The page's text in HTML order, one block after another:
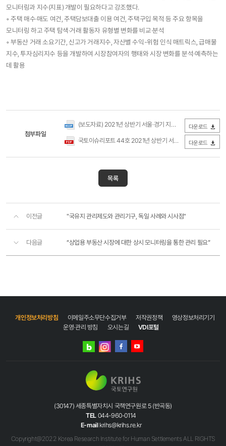
모니터링과 지수(지표) 개발이 필요하다고 강조했다.
◦ 주택 매수·매도 여건, 주택담보대출 이용 여건, 주택구입 목적 등 주요 항목을
모니터링 하고 주택 탐색·거래 활동자 유형별 변화를 비교·분석
◦ 부동산 거래 소요기간, 신고가 거래지수, 자산별 수익-위험 인식 매트릭스, 급매물
지수, 투자심리지수 등을 개발하여 시장참여자의 행태와 시장 변화를 분석·예측하는
데 활용
첨부파일
(보도자료) 2021년 상반기 서울·경기 지역의 주택 탐색 및 거래 현황과 시장 인식(국토연구원).hwp 다운로드
국토이슈리포트 44호 2021년 상반기 서울·경기 지역의 주택 탐색 및 거래 현황과 시장 인식(국토연구원).pdf 다운로드
목록
이전글 "국유지 관리제도와 관리기구, 독일 사례와 시사점"
다음글 ​​“상업용 부동산 시장에 대한 상시 모니터링을 통한 관리 필요”
개인정보처리방침 이메일주소무단수집거부 저작권정책
영상정보처리기기
운영·관리 방침
오시는길 VDI포털
네이버
인스타그램
(30147) 세종특별자치시 국책연구원로 5 (반곡동)
TEL 044-960-0114
E-mail krihs@krihs.re.kr
Copyright@2022 Korea Research Institute for Human Settlements ALL RIGHTS